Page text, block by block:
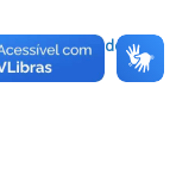
reservados.